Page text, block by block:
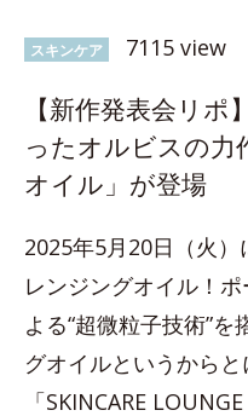
スキンケア 7115 view
【新作発表会リ
ったオルビスの力
オイル」が登場
2025年5月20日（火
レンジングオイル！
よる“超微粒子技術”
グオイルというからと
「SKINCARE